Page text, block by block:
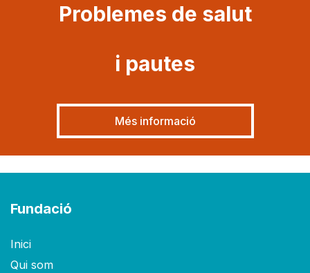
Problemes de salut
i pautes
Més informació
Fundació
Inici
Qui som